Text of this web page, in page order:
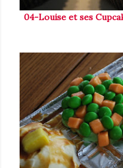
04-Louise et ses